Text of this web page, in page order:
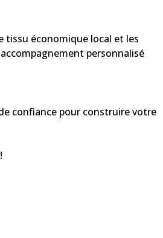
tissu économique local et les
personnalisé
de confiance pour construire votre